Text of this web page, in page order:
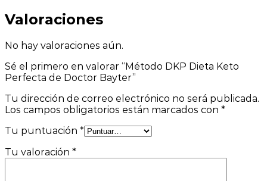
Valoraciones
No hay valoraciones aún.
Sé el primero en valorar “Método DKP Dieta Keto
Perfecta de Doctor Bayter”
Tu dirección de correo electrónico no será publicada.
Los campos obligatorios están marcados con *
Tu puntuación *
Tu valoración *